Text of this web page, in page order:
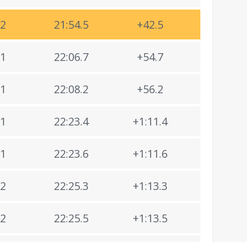
2 21:54.5 +42.5
1 22:06.7 +54.7
1 22:08.2 +56.2
1 22:23.4 +1:11.4
1 22:23.6 +1:11.6
2 22:25.3 +1:13.3
2 22:25.5 +1:13.5